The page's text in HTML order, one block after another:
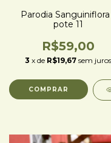
Parodia
pote 11
R$59,00
3 x de R$19,67 sem juros